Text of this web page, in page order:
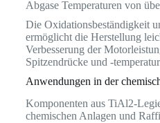
Abgase Temperaturen von
Die Oxidationsbeständigkeit
ermöglicht die Herstellung
Verbesserung der
Spitzendrücke und -
Anwendungen in der
Komponenten aus TiAl2-
chemischen Anlagen und